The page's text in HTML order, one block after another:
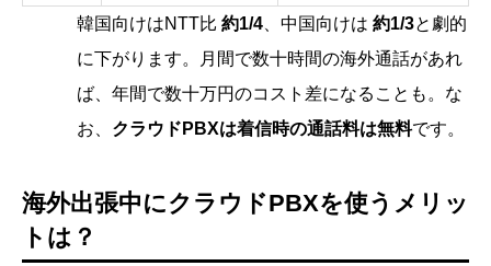
韓国向けはNTT比 約1/4 、中国向けは 約1/3と劇的
に下がります。月間で数十時間の海外通話があれ
ば、年間で数十万円のコスト差になることも。な
お、 クラウドPBXは着信時の通話料は無料です。
海外出張中にクラウドPBXを使うメリッ
トは？